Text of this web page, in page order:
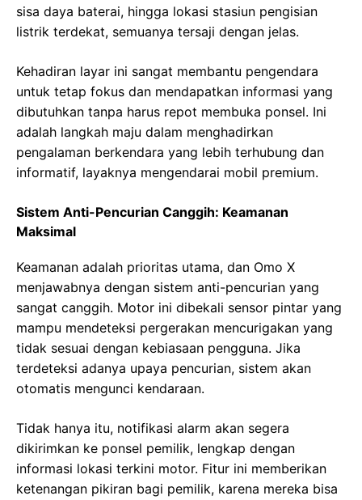
sisa daya baterai, hingga lokasi stasiun pengisian
listrik terdekat, semuanya tersaji dengan jelas.
Kehadiran layar ini sangat membantu pengendara
untuk tetap fokus dan mendapatkan informasi yang
dibutuhkan tanpa harus repot membuka ponsel. Ini
adalah langkah maju dalam menghadirkan
pengalaman berkendara yang lebih terhubung dan
informatif, layaknya mengendarai mobil premium.
Sistem Anti-Pencurian Canggih: Keamanan
Maksimal
Keamanan adalah prioritas utama, dan Omo X
menjawabnya dengan sistem anti-pencurian yang
sangat canggih. Motor ini dibekali sensor pintar yang
mampu mendeteksi pergerakan mencurigakan yang
tidak sesuai dengan kebiasaan pengguna. Jika
terdeteksi adanya upaya pencurian, sistem akan
otomatis mengunci kendaraan.
Tidak hanya itu, notifikasi alarm akan segera
dikirimkan ke ponsel pemilik, lengkap dengan
informasi lokasi terkini motor. Fitur ini memberikan
ketenangan pikiran bagi pemilik, karena mereka bisa